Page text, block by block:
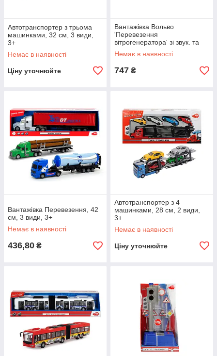
Автотранспортер з трьома
машинками, 32 см, 3 види,
3+
Немає в наявності
Ціну уточнюйте
Вантажівка Вольво
'Перевезення
вітрогенератора' зі звук. та
світл. ефектами, 40 см, 3+
Немає в наявності
747 ₴
Вантажівка Перевезення, 42
см, 3 види, 3+
Немає в наявності
436,80 ₴
Автотранспортер з 4
машинками, 28 см, 2 види,
3+
Немає в наявності
Ціну уточнюйте